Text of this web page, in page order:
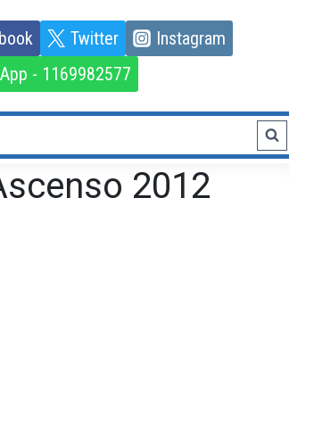
Twitter
Instagram
- 1169982577
2012